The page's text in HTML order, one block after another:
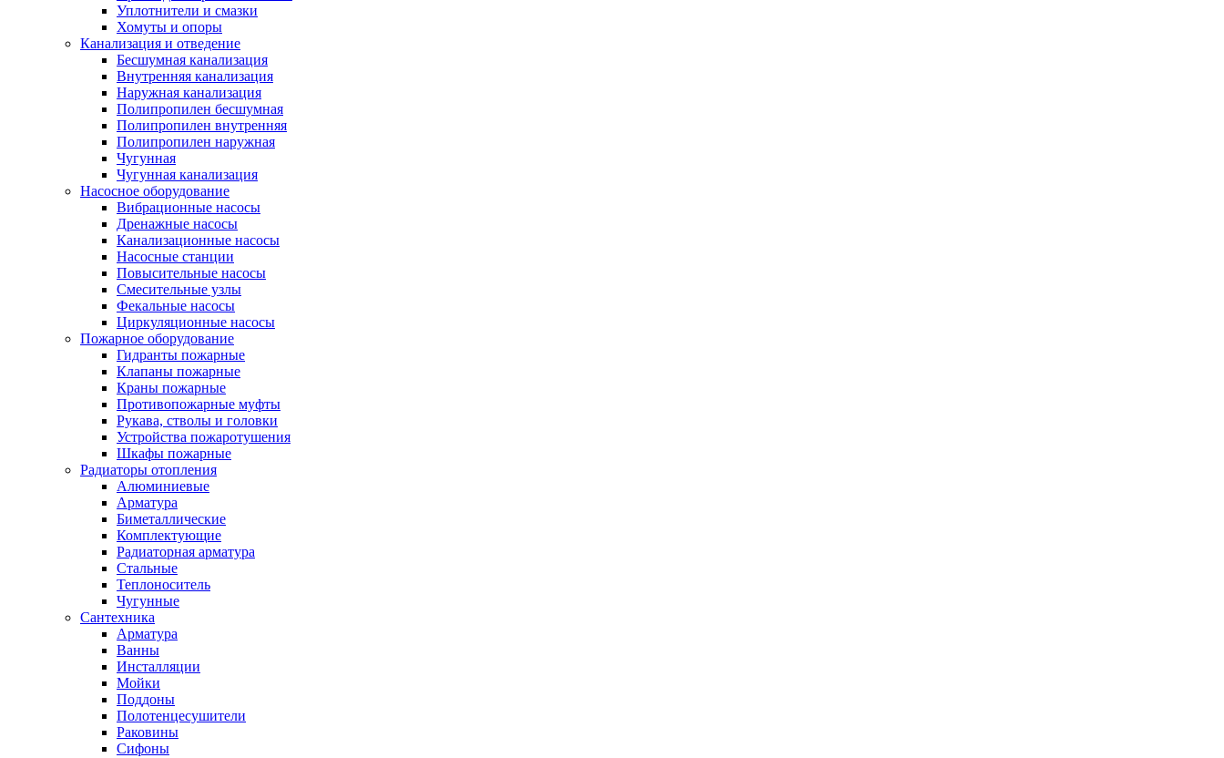
Уплотнители и смазки
Хомуты и опоры
Канализация и отведение
Бесшумная канализация
Внутренняя канализация
Наружная канализация
Полипропилен бесшумная
Полипропилен внутренняя
Полипропилен наружная
Чугунная
Чугунная канализация
Насосное оборудование
Вибрационные насосы
Дренажные насосы
Канализационные насосы
Насосные станции
Повысительные насосы
Смесительные узлы
Фекальные насосы
Циркуляционные насосы
Пожарное оборудование
Гидранты пожарные
Клапаны пожарные
Краны пожарные
Противопожарные муфты
Рукава, стволы и головки
Устройства пожаротушения
Шкафы пожарные
Радиаторы отопления
Алюминиевые
Арматура
Биметаллические
Комплектующие
Радиаторная арматура
Стальные
Теплоноситель
Чугунные
Сантехника
Арматура
Ванны
Инсталляции
Мойки
Поддоны
Полотенцесушители
Раковины
Сифоны